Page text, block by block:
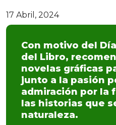
17 Abril, 2024
Con motivo del
del Libro,
novelas gráficas
junto a la pasión
admiración por la
las historias que
naturaleza.